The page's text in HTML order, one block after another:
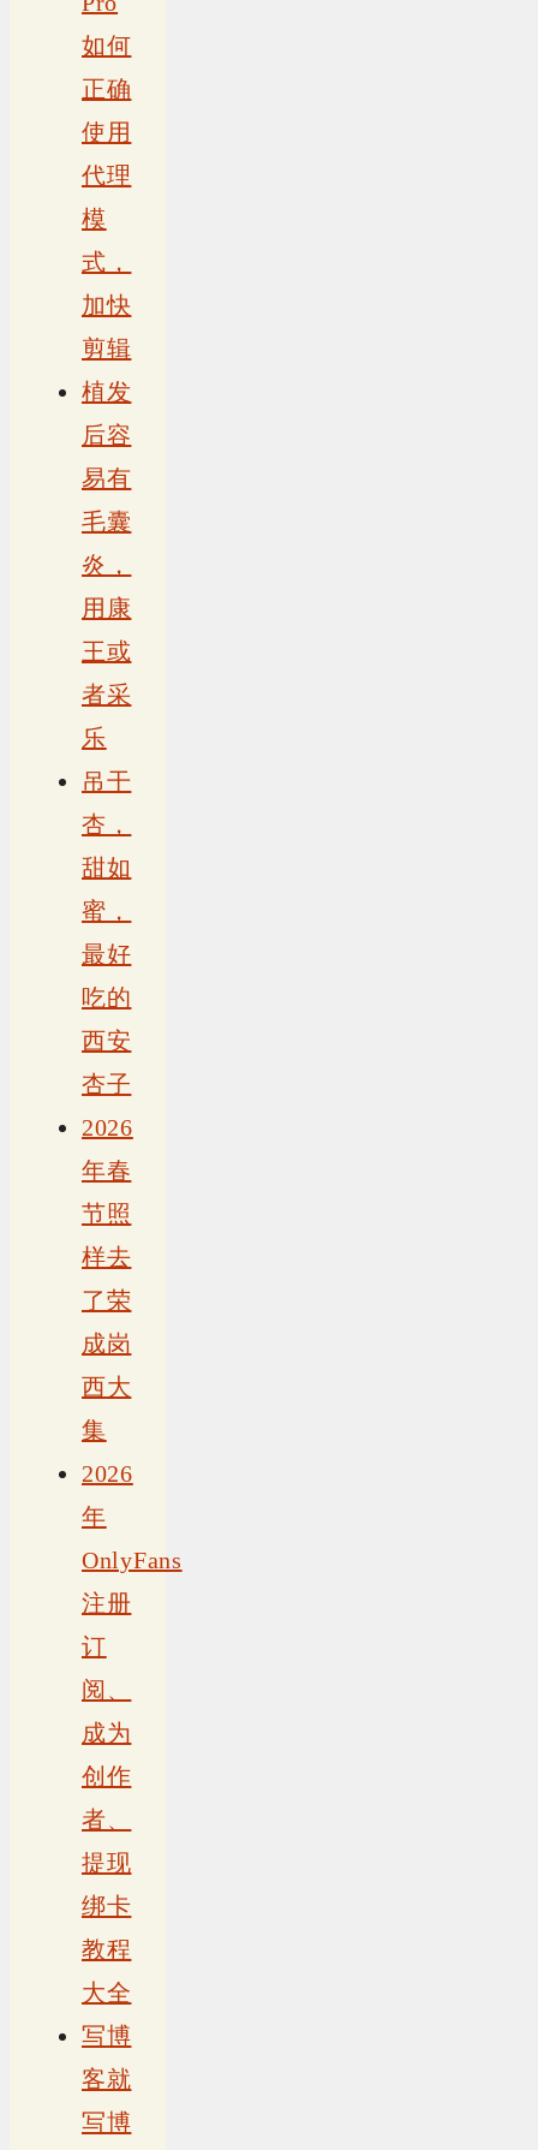
如何
正确
使用
代理
模
式，
加快
剪辑
植发
后容
易有
毛囊
炎，
用康
王或
者采
乐
吊干
杏，
甜如
蜜，
最好
吃的
西安
杏子
2026
年春
节照
样去
了荣
成岗
西大
集
2026
年
OnlyFans
注册
订
阅、
成为
创作
者、
提现
绑卡
教程
大全
写博
客就
写博